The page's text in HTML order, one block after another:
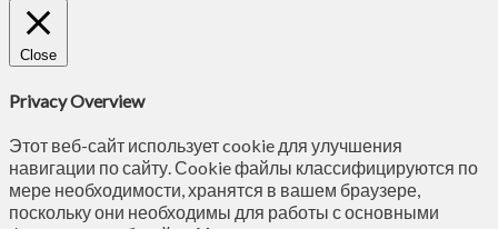
Close
Privacy Overview
Этот веб-сайт использует cookie для улучшения
навигации по сайту. Сookie файлы классифицируются по
мере необходимости, хранятся в вашем браузере,
поскольку они необходимы для работы с основными